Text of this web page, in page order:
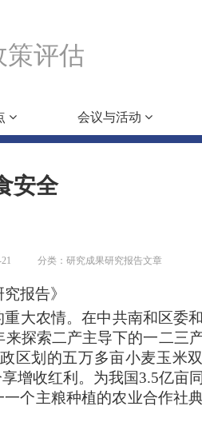
策评估
会议与活动
安全
分类：研究成果研究报告文章
报告》
大农情。在中共南和区委
来探索二产主导下的一二三
区划的五万多亩小麦玉米
增收红利。为我国3.5亿亩
个主粮种植的农业合作社典